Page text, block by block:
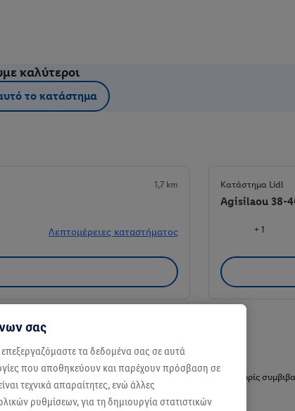
καλύτεροι
το κατάστημα
1,7 km
Λεπτομέρειες καταστήματος
Κατάστημα Lidl
Agisilaou 38-
+ 1
για τα καθημερινά σου ψώνια, σε χαμηλές τιμές και χωρίς
σας
επεξεργαζόμαστε τα δεδομένα σας σε αυτά
που αποθηκεύουν και παρέχουν πρόσβαση σε
τεχνικά απαραίτητες, ενώ άλλες
ρυθμίσεων, για τη δημιουργία στατιστικών